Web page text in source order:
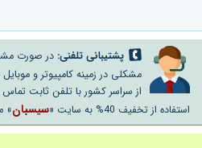
پشتیبانی تلفنی: در صورت
مشکلی در زمینه کامپیوتر و موبایل
از سراسر کشور با تلفن ثابت
استفاده از تخفیف 40% به سایت «
سیسبان»